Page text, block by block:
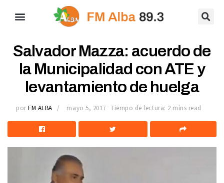
Salvador Mazza: acuerdo de
la Municipalidad con ATE y
levantamiento de huelga
por FM ALBA mayo 5, 2017 Tiempo de lectura: 2 mins read